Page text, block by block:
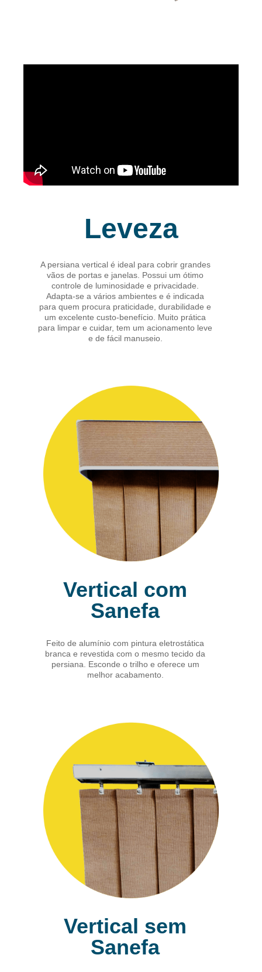
Leveza
A persiana vertical é ideal para cobrir grandes
vãos de portas e janelas. Possui um ótimo
controle de luminosidade e privacidade.
Adapta-se a vários ambientes e é indicada
para quem procura praticidade, durabilidade e
um excelente custo-benefício. Muito prática
para limpar e cuidar, tem um acionamento leve
e de fácil manuseio.
Vertical com
Sanefa
Feito de alumínio com pintura eletrostática
branca e revestida com o mesmo tecido da
persiana. Esconde o trilho e oferece um
melhor acabamento.
Vertical sem
Sanefa